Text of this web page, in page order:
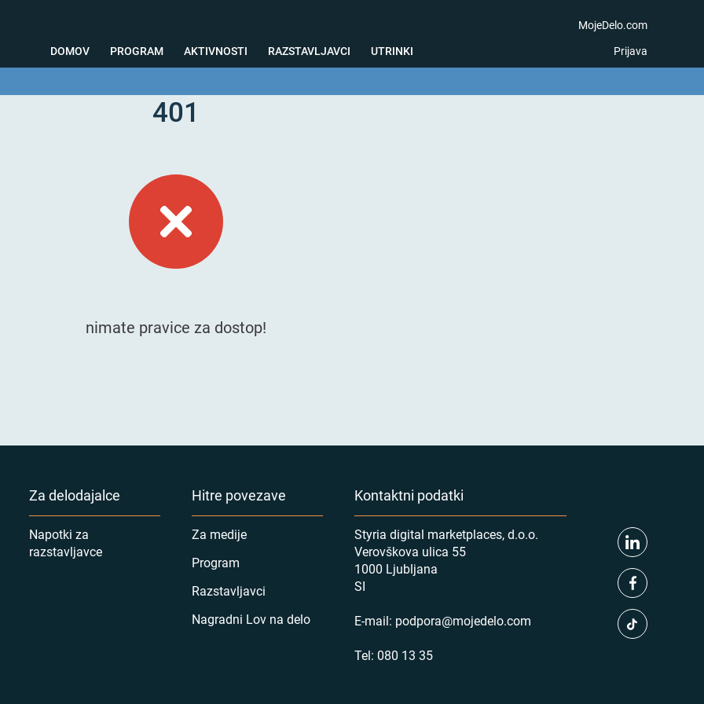
DOMOV PROGRAM AKTIVNOSTI
Testiranja
RAZSTAVLJAVCI UTRINKI
MojeDelo.com
Prijava
401
nimate pravice za dostop!
Za delodajalce
Napotki za
razstavljavce
Hitre povezave
Za medije
Program
Razstavljavci
Nagradni Lov na delo
Kontaktni podatki
Styria digital marketplaces, d.o.o.
Verovškova ulica 55
1000 Ljubljana
SI
E-mail: podpora@mojedelo.com
Tel: 080 13 35